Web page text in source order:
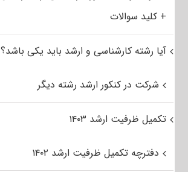
+ کلید سوالات
آیا رشته کارشناسی و ارشد باید یکی باشد؟
شرکت در کنکور ارشد رشته دیگر
تکمیل ظرفیت ارشد ۱۴۰۳
دفترچه تکمیل ظرفیت ارشد ۱۴۰۲